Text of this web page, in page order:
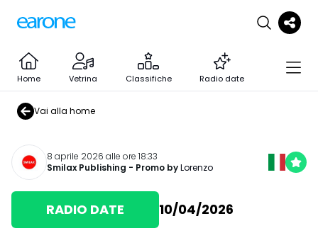
Home Vetrina Classifiche Radio date
Vai alla home
8 aprile 2026 alle ore 18:33
Smilax Publishing - Promo byLorenzo
RADIO DATE 10/04/2026